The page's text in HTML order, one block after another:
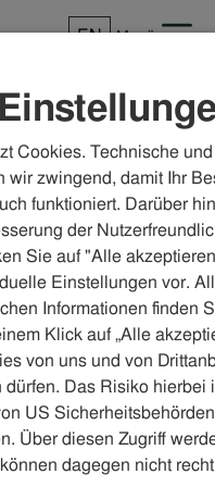
EN Menü
Energie
Cookies. Technische
wir zwingend, damit Ihr
funktioniert. Darüber
der
Sie auf "Alle
Einstellungen vor.
Informationen finden
Klick auf „Alle
von uns und von
Das Risiko hierbei
US
Über diesen Zugriff
dagegen nicht